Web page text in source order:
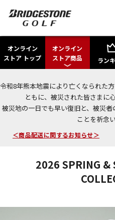
オンライン
ストア トップ
オンライン
ストア商品
ラン
令和8年熊本地震により亡くなられた
ともに、被災された皆さまに
被災地の一日でも早い復旧と、被災
ことを祈念
＜夏季休暇中のご注文・発送・お問
今なら新規会員登録で1,000円OFF
＜商品配送に関するお知らせ＞
2026 SPRING &